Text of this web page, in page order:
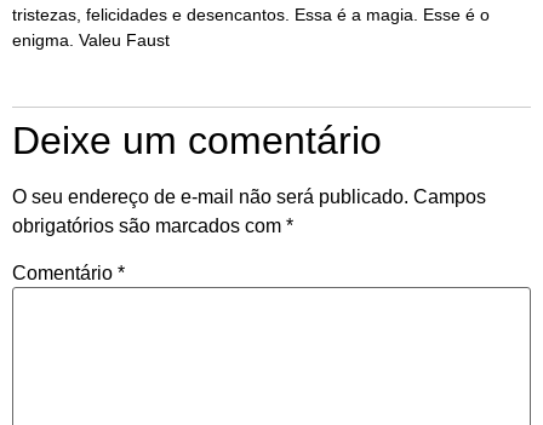
tristezas, felicidades e desencantos. Essa é a magia. Esse é o
enigma. Valeu Faust
Deixe um comentário
O seu endereço de e-mail não será publicado. Campos
obrigatórios são marcados com *
Comentário *